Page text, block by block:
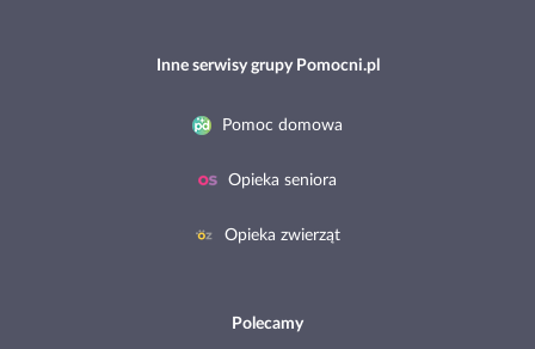
Inne serwisy grupy Pomocni.pl
Pomoc domowa
Opieka seniora
Opieka zwierząt
Polecamy